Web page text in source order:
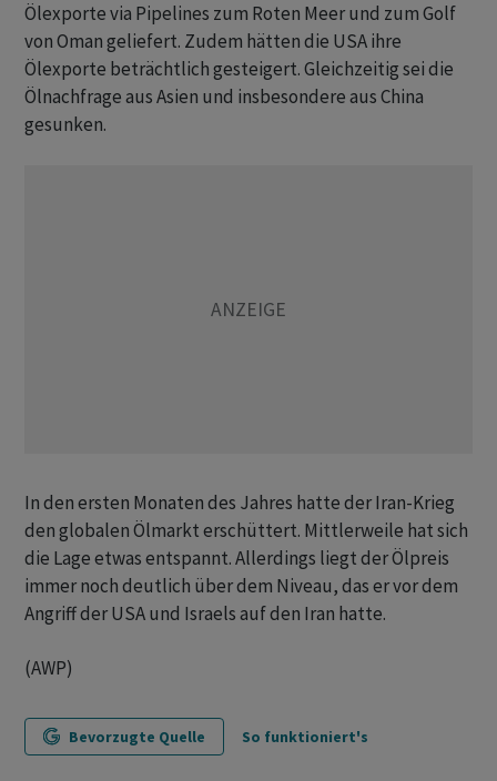
Ölexporte via Pipelines zum Roten Meer und zum Golf
von Oman geliefert. Zudem hätten die USA ihre
Ölexporte beträchtlich gesteigert. Gleichzeitig sei die
Ölnachfrage aus Asien und insbesondere aus China
gesunken.
In den ersten Monaten des Jahres hatte der Iran-Krieg
den globalen Ölmarkt erschüttert. Mittlerweile hat sich
die Lage etwas entspannt. Allerdings liegt der Ölpreis
immer noch deutlich über dem Niveau, das er vor dem
Angriff der USA und Israels auf den Iran hatte.
(AWP)
Bevorzugte Quelle So funktioniert's